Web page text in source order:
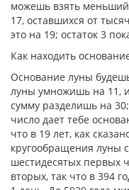
можешь взять меньший
17, оставшихся от
это на 19; остаток 3
Как находить
Основание луны
луны умножишь на 11,
сумму разделишь на
число дает тебе
что в 19 лет, как
кругообращения луны
шестидесятых первых
вторых, так что в 394